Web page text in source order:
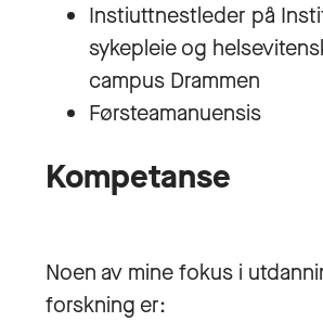
Instiuttnestleder på
sykepleie og
campus Drammen
Førsteamanuensis
Kompetanse
Noen av mine fokus i
forskning er: